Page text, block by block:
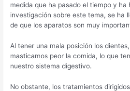
medida que ha pasado el tiempo y ha
investigación sobre este tema, se ha
de que los aparatos son muy
Al tener una mala posición los
masticamos peor la comida, lo que
nuestro sistema digestivo.
No obstante, los tratamientos